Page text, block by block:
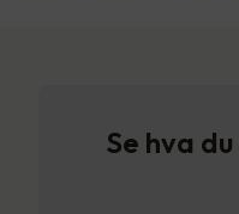
Se hva